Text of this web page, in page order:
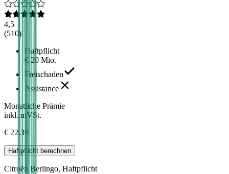
4,5
(510)
Haftpflicht
€ 20 Mio.
Freischaden
Assistance
Monatliche Prämie
inkl. mVSt.
€ 22,39
Haftpflicht berechnen
Citroën Berlingo, Haftpflicht